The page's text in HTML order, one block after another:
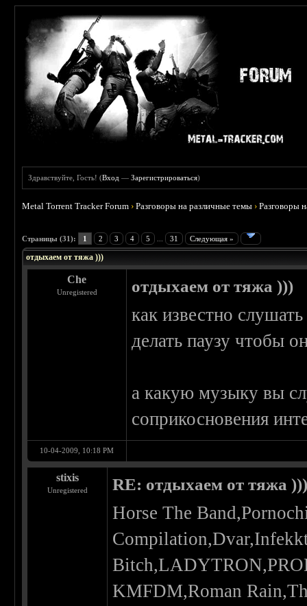
Здравствуйте, Гость! (Вход —Зарегистрироваться)
Metal Torrent Tracker Forum ›Разговоры на различные темы ›Разговоры
Страницы (31): 1 2 3 4 5 31 Следующая »
отдыхаем от тяжа )))
Che
Unregistered отдыхаем от тяжа )))
как известно
делать паузу чтобы
а какую музыку вы
соприкосновения
10-04-2009, 10:18 PM
stixis
Unregistered RE: отдыхаем от тяжа
Horse The
KMFDM,Roman